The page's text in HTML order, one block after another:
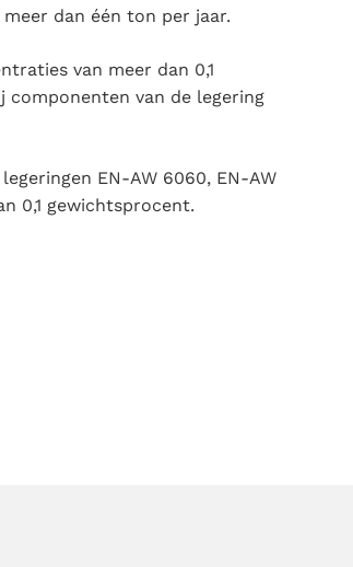
dan één ton per jaar.
van meer dan 0,1
componenten van de legering
EN-AW 6060, EN-AW
0,1 gewichtsprocent.